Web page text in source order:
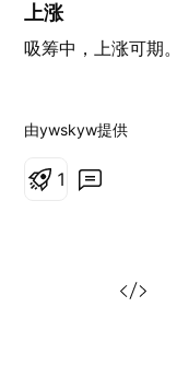
上涨
吸筹中，上涨可期
由ywskyw提供
1